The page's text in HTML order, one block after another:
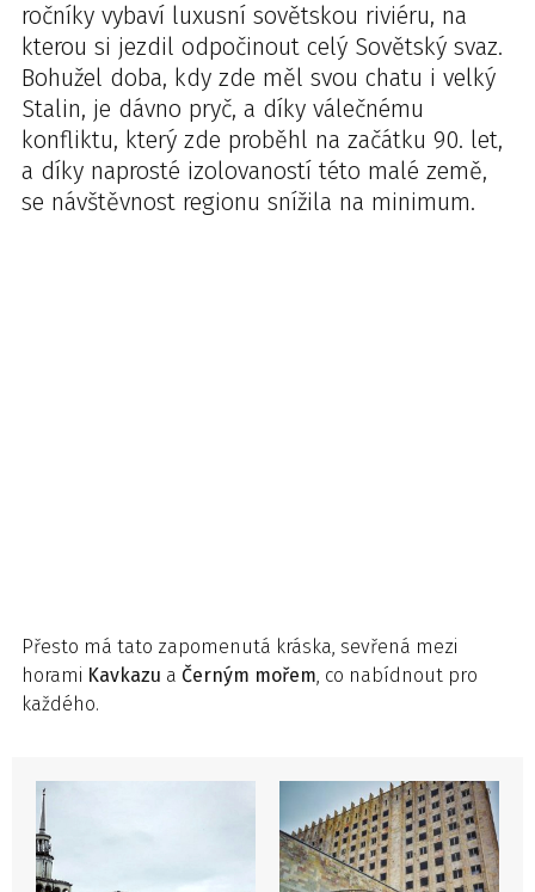
ročníky vybaví luxusní sovětskou riviéru, na
kterou si jezdil odpočinout celý Sovětský svaz.
Bohužel doba, kdy zde měl svou chatu i velký
Stalin, je dávno pryč, a díky válečnému
konfliktu, který zde proběhl na začátku 90. let,
a díky naprosté izolovaností této malé země,
se návštěvnost regionu snížila na minimum.
Přesto má tato zapomenutá kráska, sevřená mezi
horami Kavkazu a Černým mořem, co nabídnout pro
každého.